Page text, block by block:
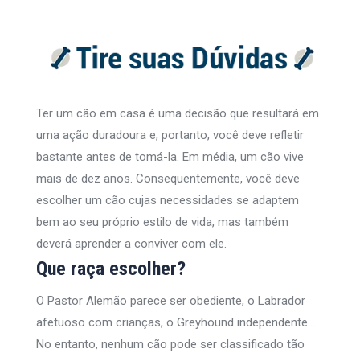
Ter um cão em casa é uma decisão que resultará em
uma ação duradoura e, portanto, você deve refletir
bastante antes de tomá-la. Em média, um cão vive
mais de dez anos. Consequentemente, você deve
escolher um cão cujas necessidades se adaptem
bem ao seu próprio estilo de vida, mas também
deverá aprender a conviver com ele.
Que raça escolher?
O Pastor Alemão parece ser obediente, o Labrador
afetuoso com crianças, o Greyhound independente…
No entanto, nenhum cão pode ser classificado tão